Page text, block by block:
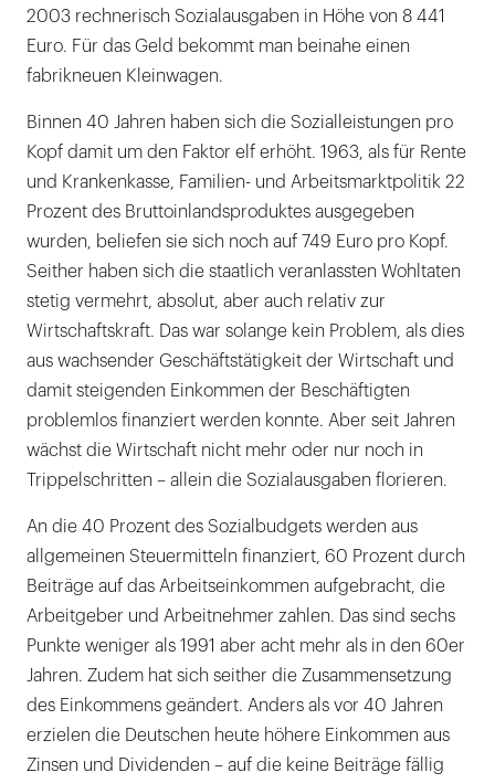
2003 rechnerisch Sozialausgaben in Höhe von 8 441
Euro. Für das Geld bekommt man beinahe einen
fabrikneuen Kleinwagen.
Binnen 40 Jahren haben sich die Sozialleistungen pro
Kopf damit um den Faktor elf erhöht. 1963, als für Rente
und Krankenkasse, Familien- und Arbeitsmarktpolitik 22
Prozent des Bruttoinlandsproduktes ausgegeben
wurden, beliefen sie sich noch auf 749 Euro pro Kopf.
Seither haben sich die staatlich veranlassten Wohltaten
stetig vermehrt, absolut, aber auch relativ zur
Wirtschaftskraft. Das war solange kein Problem, als dies
aus wachsender Geschäftstätigkeit der Wirtschaft und
damit steigenden Einkommen der Beschäftigten
problemlos finanziert werden konnte. Aber seit Jahren
wächst die Wirtschaft nicht mehr oder nur noch in
Trippelschritten – allein die Sozialausgaben florieren.
An die 40 Prozent des Sozialbudgets werden aus
allgemeinen Steuermitteln finanziert, 60 Prozent durch
Beiträge auf das Arbeitseinkommen aufgebracht, die
Arbeitgeber und Arbeitnehmer zahlen. Das sind sechs
Punkte weniger als 1991 aber acht mehr als in den 60er
Jahren. Zudem hat sich seither die Zusammensetzung
des Einkommens geändert. Anders als vor 40 Jahren
erzielen die Deutschen heute höhere Einkommen aus
Zinsen und Dividenden – auf die keine Beiträge fällig